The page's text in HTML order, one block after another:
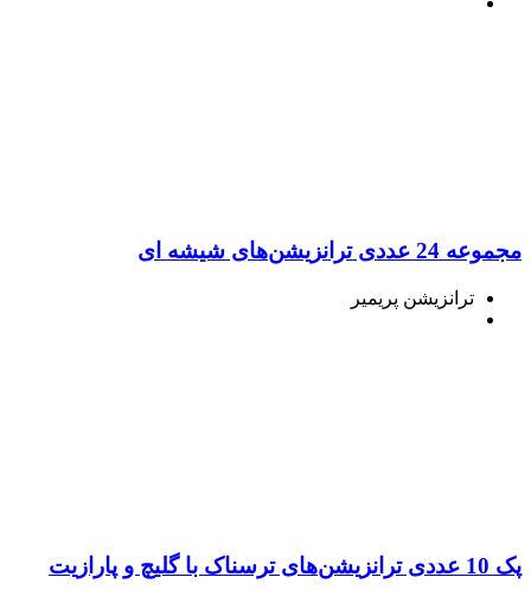
مجموعه 24 عددی ترانزیشن‌های شیشه ای
ترانزیشن پریمیر
پک 10 عددی ترانزیشن‌های ترسناک با گلیچ و پارازیت